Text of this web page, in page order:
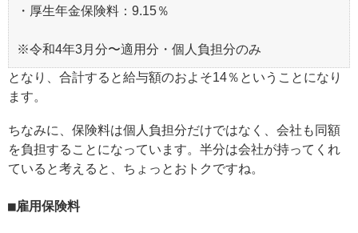
・厚生年金保険料：9.15％
※令和4年3月分〜適用分・個人負担分のみ
となり、合計すると給与額のおよそ14％ということになり
ます。
ちなみに、保険料は個人負担分だけではなく、会社も同額
を負担することになっています。半分は会社が持ってくれ
ていると考えると、ちょっとおトクですね。
雇用保険料